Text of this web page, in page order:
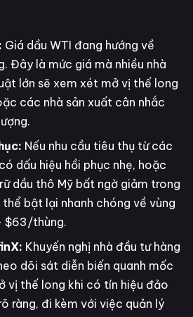
Giá dầu WTI đang hướng về
Đây là mức giá mà nhiều nhà
lớn sẽ xem xét mở vị thế long
các nhà sản xuất cân nhắc
Nếu nhu cầu tiêu thụ từ các
dấu hiệu hồi phục nhẹ, hoặc
dầu thô Mỹ bất ngờ giảm trong
bật lại nhanh chóng về vùng
$63/thùng.
Khuyến nghị nhà đầu tư hàng
dõi sát diễn biến quanh mốc
vị thế long khi có tín hiệu đảo
ràng, đi kèm với việc quản lý